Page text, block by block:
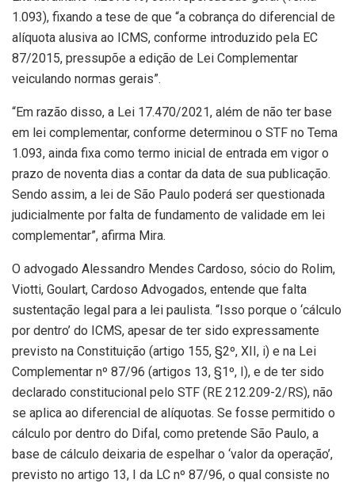
1.093), fixando a tese de que “a cobrança do diferencial de
alíquota alusiva ao ICMS, conforme introduzido pela EC
87/2015, pressupõe a edição de Lei Complementar
veiculando normas gerais”.
“Em razão disso, a Lei 17.470/2021, além de não ter base
em lei complementar, conforme determinou o STF no Tema
1.093, ainda fixa como termo inicial de entrada em vigor o
prazo de noventa dias a contar da data de sua publicação.
Sendo assim, a lei de São Paulo poderá ser questionada
judicialmente por falta de fundamento de validade em lei
complementar”, afirma Mira.
O advogado Alessandro Mendes Cardoso, sócio do Rolim,
Viotti, Goulart, Cardoso Advogados, entende que falta
sustentação legal para a lei paulista. “Isso porque o ‘cálculo
por dentro’ do ICMS, apesar de ter sido expressamente
previsto na Constituição (artigo 155, §2º, XII, i) e na Lei
Complementar nº 87/96 (artigos 13, §1º, I), e de ter sido
declarado constitucional pelo STF (RE 212.209-2/RS), não
se aplica ao diferencial de alíquotas. Se fosse permitido o
cálculo por dentro do Difal, como pretende São Paulo, a
base de cálculo deixaria de espelhar o ‘valor da operação’,
previsto no artigo 13, I da LC nº 87/96, o qual consiste no